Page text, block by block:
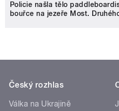
Policie našla tělo
bouřce na jezeře Most.
Český rozhlas
Válka na Ukrajině